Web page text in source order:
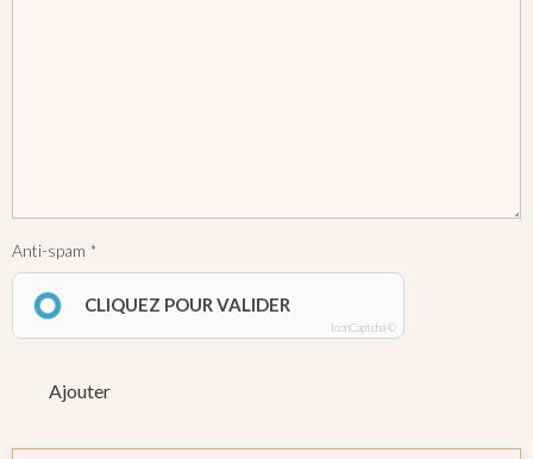
Anti-spam
CLIQUEZ POUR VALIDER
IconCaptcha ©
Ajouter